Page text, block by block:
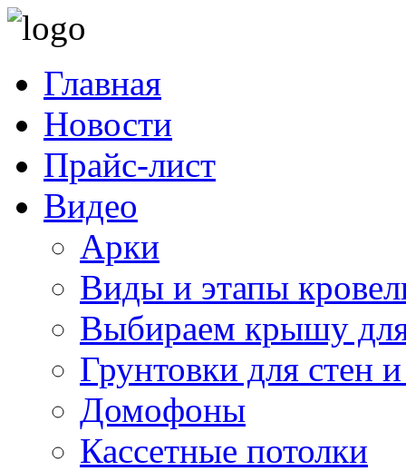
Главная
Новости
Прайс-лист
Видео
Арки
Виды и этапы
Выбираем крышу
Грунтовки для стен
Домофоны
Кассетные потолки